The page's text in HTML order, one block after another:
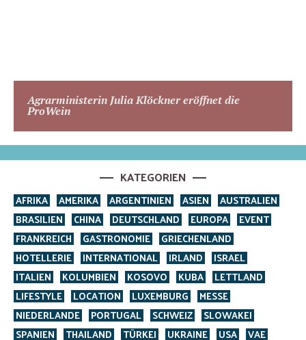
Agrarministerin Julia Klöckner eröffnet die
ProWein
KATEGORIEN
AFRIKA AMERIKA ARGENTINIEN ASIEN
AUSTRALIEN
BRASILIEN
CHINA DEUTSCHLAND EUROPA
EVENT
FRANKREICH
GASTRONOMIE
GRIECHENLAND
HOTELLERIE
INTERNATIONAL IRLAND
ISRAEL
ITALIEN
KOLUMBIEN KOSOVO KUBA
LETTLAND
LIFESTYLE
LOCATION LUXEMBURG
MESSE
NIEDERLANDE
PORTUGAL SCHWEIZ
SLOWAKEI
SPANIEN
THAILAND TÜRKEI UKRAINE USA VAE